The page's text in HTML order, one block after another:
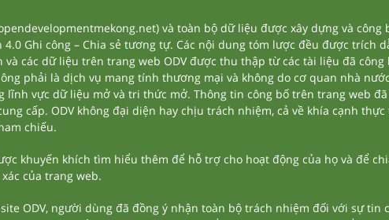
và toàn bộ dữ liệu được xây dựng và
Ghi công – Chia sẻ tương tự. Các nội dung tóm lược đều được trích
và các dữ liệu trên trang web ODV được thu thập từ các tài liệu đã
phải là dịch vụ mang tính thương mại và không do cơ quan nhà
vực dữ liệu mở và tri thức mở. Thông tin công bố trên trang web
cấp. ODV không đại diện hay chịu trách nhiệm, cả về khía cạnh
chiếu.
khuyến khích tìm hiểu thêm để hỗ trợ cho hoạt động của họ và để
của trang web.
ODV, người dùng đã đồng ý nhận toàn bộ trách nhiệm đối với sự